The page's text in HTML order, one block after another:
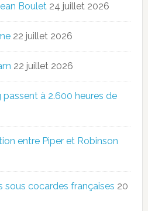
Boulet 24 juillet 2026
22 juillet 2026
22 juillet 2026
à 2.600 heures de
entre Piper et Robinson
sous cocardes françaises 20